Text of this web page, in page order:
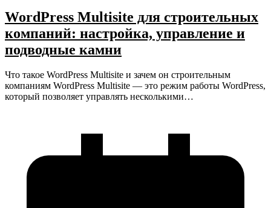
WordPress Multisite для строительных
компаний: настройка, управление и
подводные камни
Что такое WordPress Multisite и зачем он строительным
компаниям WordPress Multisite — это режим работы WordPress,
который позволяет управлять несколькими…